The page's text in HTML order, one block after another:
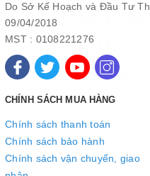
Do Sở Kế Hoạch và Đầu Tư
09/04/2018
MST : 0108221276
CHÍNH SÁCH MUA HÀNG
Chính sách thanh toán
Chính sách bảo hành
Chính sách vận chuyển, giao